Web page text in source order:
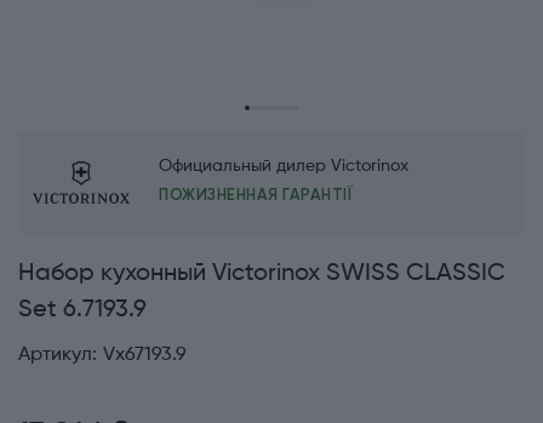
Официальный дилер Victorinox
ПОЖИЗНЕННАЯ ГАРАНТІЇ
Набор кухонный Victorinox SWISS CLASSIC
Set 6.7193.9
Артикул: Vx67193.9